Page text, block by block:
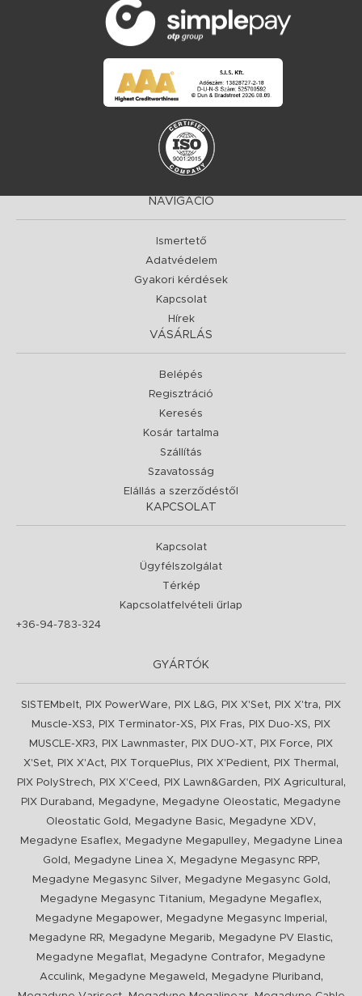
NAVIGÁCIÓ
Ismertető
Adatvédelem
Gyakori kérdések
Kapcsolat
Hírek
VÁSÁRLÁS
Belépés
Regisztráció
Keresés
Kosár tartalma
Szállítás
Szavatosság
Elállás a szerződéstől
KAPCSOLAT
Kapcsolat
Ügyfélszolgálat
Térkép
Kapcsolatfelvételi űrlap
+36-94-783-324
GYÁRTÓK
SISTEMbelt, PIX PowerWare, PIX L&G, PIX X'Set, PIX X'tra,
PIX
Muscle-XS3, PIX Terminator-XS, PIX Fras, PIX Duo-XS,
PIX
MUSCLE-XR3, PIX Lawnmaster, PIX DUO-XT, PIX Force,
PIX
X'Set, PIX X'Act, PIX TorquePlus, PIX X'Pedient, PIX Thermal ,
PIX PolyStrech, PIX X'Ceed , PIX Lawn&Garden, PIX Agricultural ,
PIX Duraband , Megadyne, Megadyne Oleostatic,
Megadyne
Oleostatic Gold , Megadyne Basic, Megadyne XDV,
Megadyne Esaflex, Megadyne Megapulley,
Megadyne Linea
Gold , Megadyne Linea X, Megadyne Megasync RPP,
Megadyne Megasync Silver, Megadyne Megasync Gold ,
Megadyne Megasync Titanium, Megadyne Megaflex,
Megadyne Megapower, Megadyne Megasync Imperial ,
Megadyne RR, Megadyne Megarib, Megadyne PV Elastic,
Megadyne Megaflat, Megadyne Contrafor,
Megadyne
Acculink, Megadyne Megaweld , Megadyne Pluriband ,